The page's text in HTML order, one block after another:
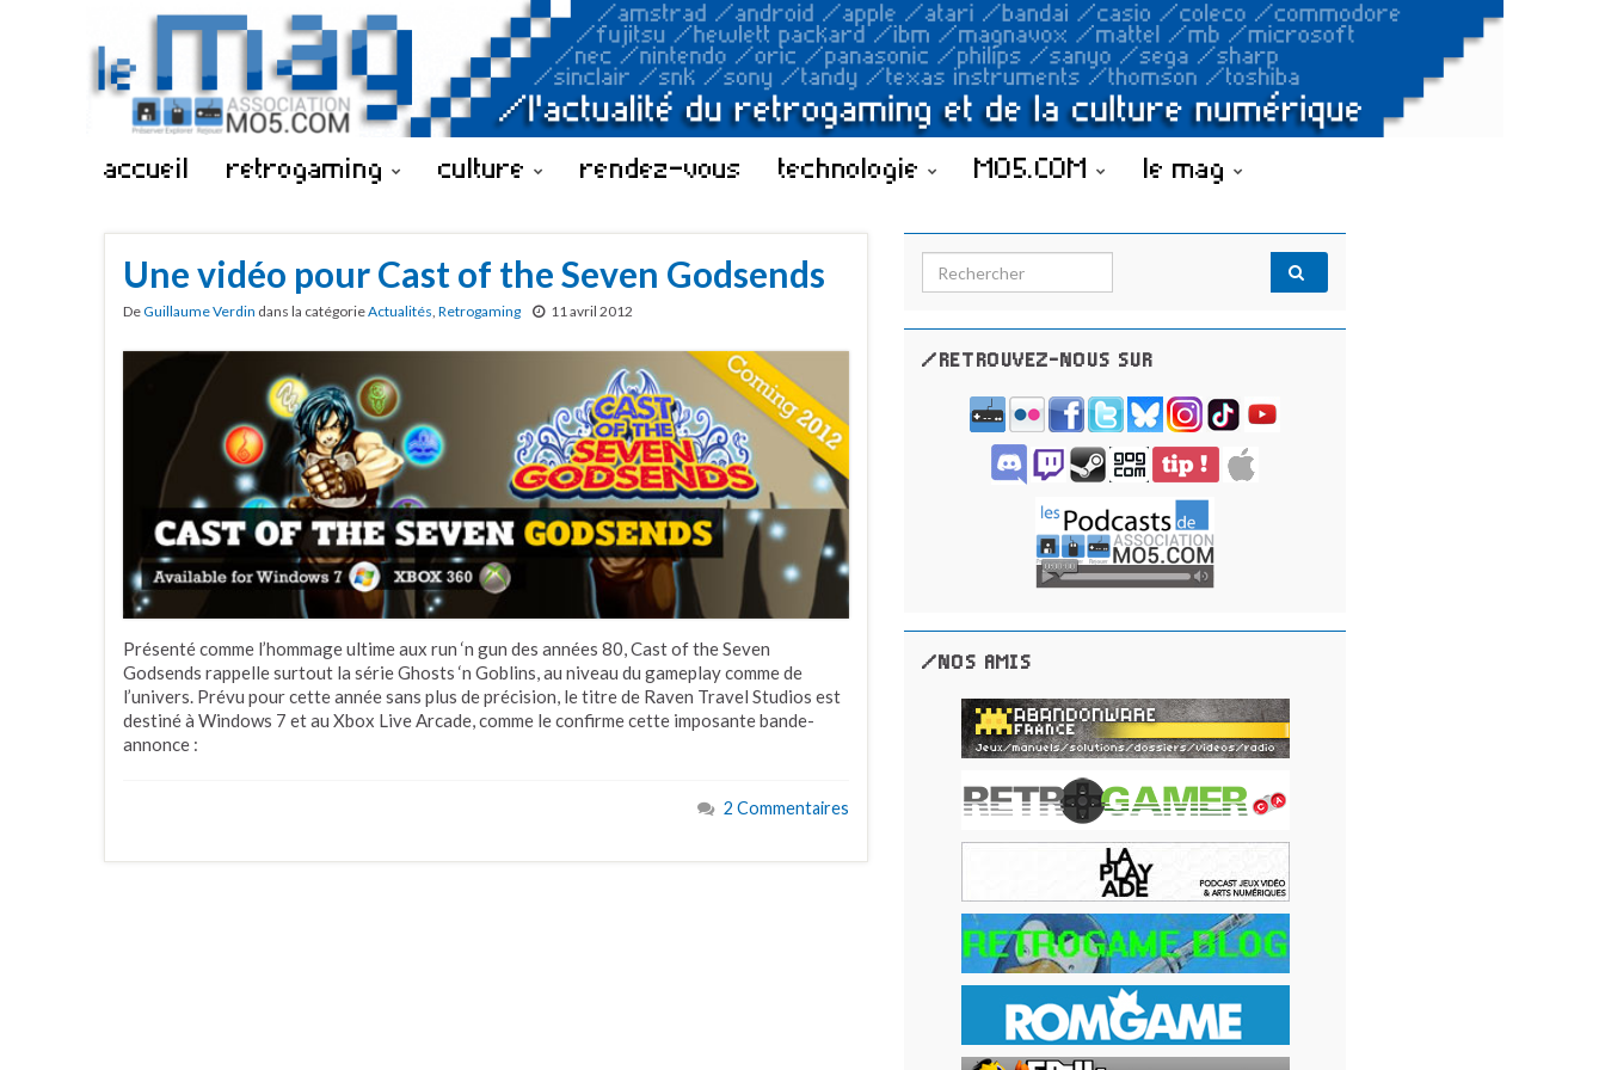
accueil retrogaming culture rendez-vous technologie MO5.COM le mag
Une vidéo pour Cast of the Seven Godsends
DeGuillaume Verdin dans la catégorieActualités, Retrogaming 11 avril 2012
Présenté comme l’hommage ultime aux run ‘n gun des années 80, Cast of the Seven
Godsends rappelle surtout la série Ghosts ‘n Goblins, au niveau du gameplay comme de
l’univers. Prévu pour cette année sans plus de précision, le titre de Raven Travel Studios est
destiné à Windows 7 et au Xbox Live Arcade, comme le confirme cette imposante bande-
annonce :
2 Commentaires
Search for:
/RETROUVEZ-NOUS SUR
/NOS AMIS